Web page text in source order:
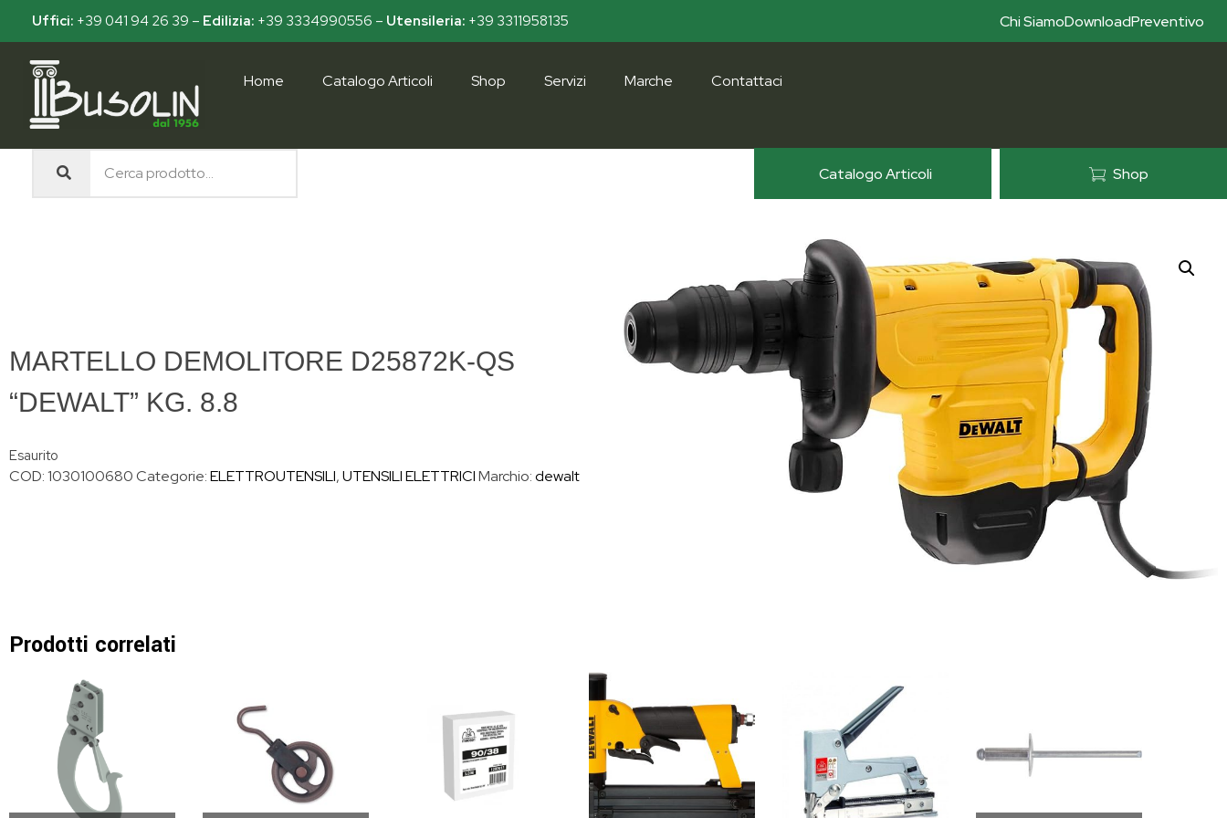
Uffici: +39 041 94 26 39 – Edilizia: +39 3334990556 – Utensileria: +39 3311958135 Preventivo
Download
Chi Siamo
Home Catalogo Articoli Shop Servizi Marche Contattaci
Catalogo Articoli Shop
MARTELLO DEMOLITORE D25872K-QS
“DEWALT” KG. 8.8
Esaurito
COD:1030100680Categorie:ELETTROUTENSILI,UTENSILI ELETTRICIMarchio:dewalt
Prodotti correlati